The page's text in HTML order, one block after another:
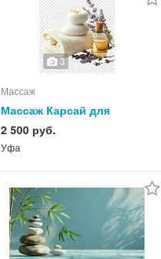
3
Массаж
Массаж Карсай для
мужчин и женщин
2 500 руб.
Уфа